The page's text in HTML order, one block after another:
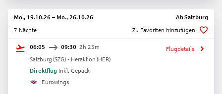
Mo., 19.10.26 – Mo., 26.10.26 AbSalzburg
7 Nächte
Zu Favoriten hinzufügen
06:05 09:30 2h 25m
Salzburg (SZG) - Heraklion (HER)
Direktflug Inkl. Gepäck
Eurowings
Flugdetails